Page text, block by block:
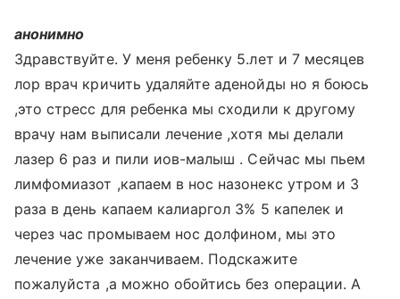
анонимно
Здравствуйте. У меня ребенку 5.лет и 7 месяцев
лор врач кричить удаляйте аденойды но я боюсь
,это стресс для ребенка мы сходили к другому
врачу нам выписали лечение ,хотя мы делали
лазер 6 раз и пили иов-малыш . Сейчас мы пьем
лимфомиазот ,капаем в нос назонекс утром и 3
раза в день капаем калиаргол 3% 5 капелек и
через час промываем нос долфином, мы это
лечение уже заканчиваем. Подскажите
пожалуйста ,а можно обойтись без операции. А